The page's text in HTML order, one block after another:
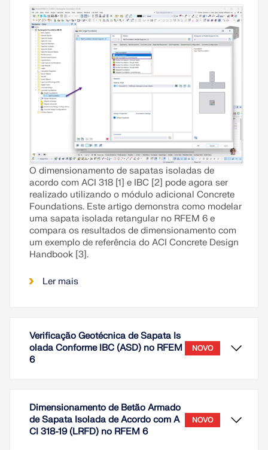
O dimensionamento de sapatas isoladas de
acordo com ACI 318 [1] e IBC [2] pode agora ser
realizado utilizando o módulo adicional Concrete
Foundations. Este artigo demonstra como modelar
uma sapata isolada retangular no RFEM 6 e
compara os resultados de dimensionamento com
um exemplo de referência do ACI Concrete Design
Handbook [3].
Ler mais
Verificação Geotécnica de Sapata Is
olada Conforme IBC (ASD) no RFEM
6
NOVO
Dimensionamento de Betão Armado
de Sapata Isolada de Acordo com A
CI 318-19 (LRFD) no RFEM 6
NOVO